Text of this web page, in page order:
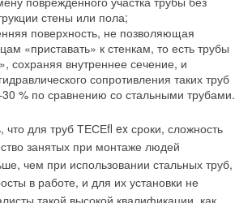
стены или пола;
поверхность, не позволяющая
«приставать» к стенкам, то есть трубы
сохраняя внутреннее сечение, и
сопротивления таких труб
% по сравнению со стальными трубами.
что для труб ТЕСЕﬂ ex сроки, сложность
занятых при монтаже людей
чем при использовании стальных труб,
в работе, и для их установки не
9. Фланцевые узлы из
для
труб из